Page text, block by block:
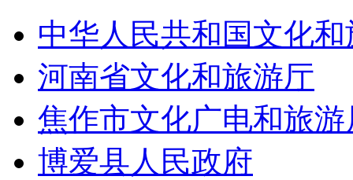
中华人民共和国文化
河南省文化和旅游厅
焦作市文化广电和旅游
博爱县人民政府